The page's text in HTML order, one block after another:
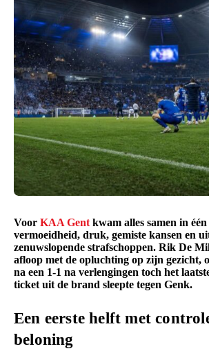
Voor KAA Gent kwam alles samen in
vermoeidheid, druk, gemiste kansen en
zenuwslopende strafschoppen. Rik De
afloop met de opluchting op zijn gezicht,
na een 1-1 na verlengingen toch het
ticket uit de brand sleepte tegen Genk.
Een eerste helft met
beloning